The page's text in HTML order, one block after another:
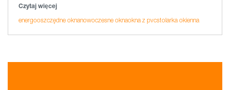
Czytaj więcej
energooszczędne oknanowoczesne oknaokna z pvcstolarka okienna